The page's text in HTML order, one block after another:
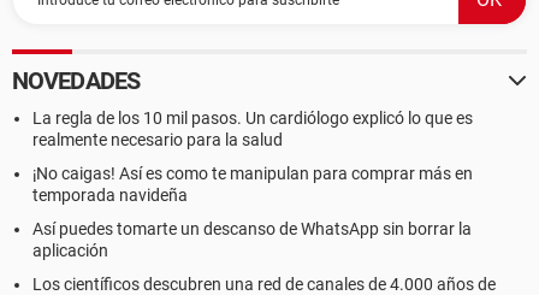
NOVEDADES
La regla de los 10 mil pasos. Un cardiólogo explicó lo que es
realmente necesario para la salud
¡No caigas! Así es como te manipulan para comprar más en
temporada navideña
Así puedes tomarte un descanso de WhatsApp sin borrar la
aplicación
Los científicos descubren una red de canales de 4.000 años de